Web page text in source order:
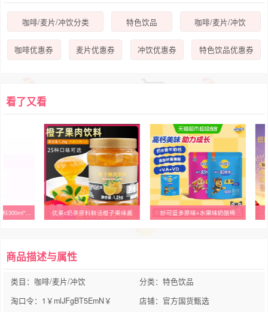
咖啡/麦片/冲饮分类 特色饮品 咖啡/麦片/冲饮
咖啡优惠券 麦片优惠券 冲饮优惠券 特色饮品优惠券
看了又看
喝口芭乐 芭乐味复合饮料300ml*1瓶 优果c奶茶原料鲜活橙子果味酱 妙可蓝多原味+水果味奶酪棒
商品描述与属性
类目：咖啡/麦片/冲饮
分类：特色饮品
淘口令：1￥mlJFgBT5EmN￥
店铺：官方国货甄选